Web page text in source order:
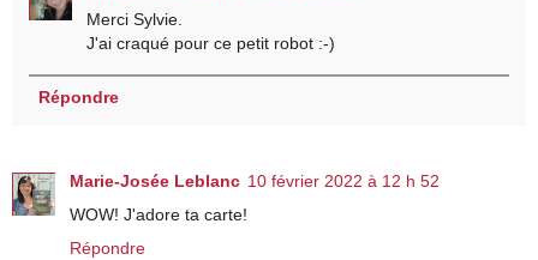
Merci Sylvie.
J'ai craqué pour ce petit robot :-)
Répondre
Marie-Josée Leblanc 10 février 2022 à 12 h 52
WOW! J'adore ta carte!
Répondre